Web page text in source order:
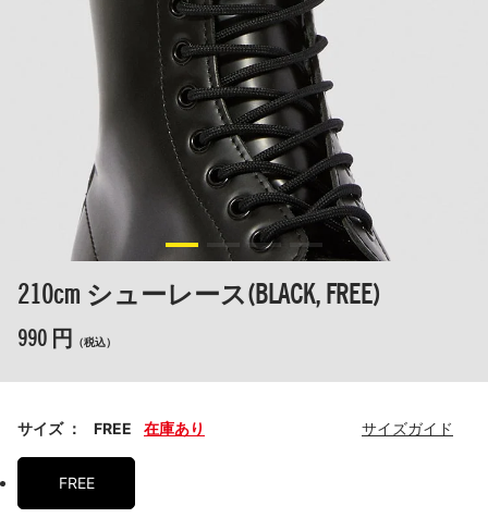
210cm シューレース(BLACK, FREE)
990 円 （税込）
サイズ FREE 在庫あり サイズガイド
FREE